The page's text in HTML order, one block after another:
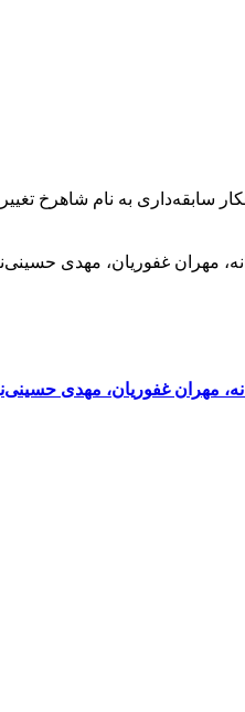
به نام شاهرخ
مهران غفوریان، مهدی
مهران غفوریان، مهدی